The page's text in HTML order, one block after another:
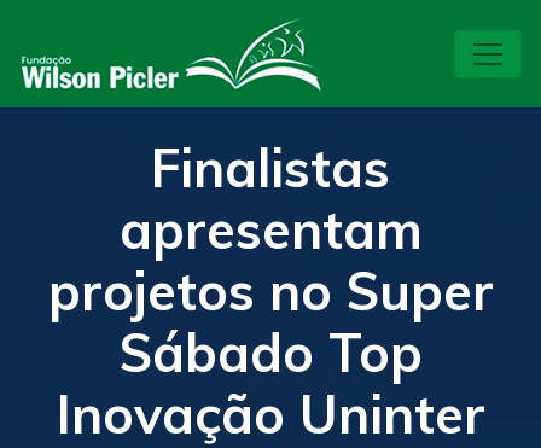
Finalistas
apresentam
projetos no Super
Sábado Top
Inovação Uninter